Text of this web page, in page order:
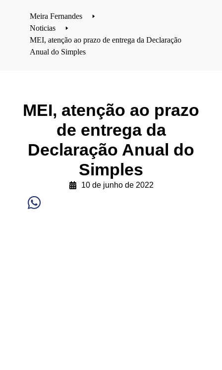
Meira Fernandes
🢒
Noticias
🢒
MEI, atenção ao prazo de entrega da Declaração
Anual do Simples
MEI, atenção ao prazo
de entrega da
Declaração Anual do
Simples
10 de junho de 2022